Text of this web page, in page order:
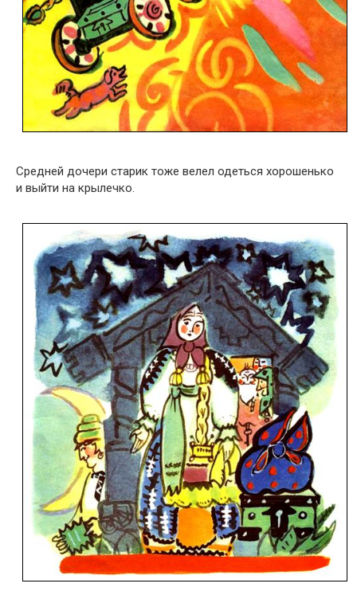
Средней дочери старик тоже велел одеться хорошенько
и выйти на крылечко.